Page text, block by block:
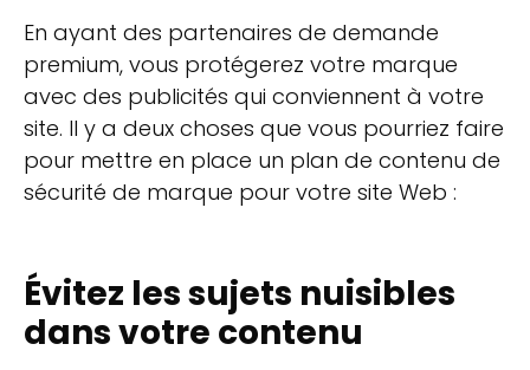
En ayant des partenaires de demande
premium, vous protégerez votre marque
avec des publicités qui conviennent à votre
site. Il y a deux choses que vous pourriez faire
pour mettre en place un plan de contenu de
sécurité de marque pour votre site Web :
Évitez les sujets nuisibles
dans votre contenu